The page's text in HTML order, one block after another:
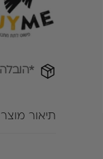
תיאור מוצר